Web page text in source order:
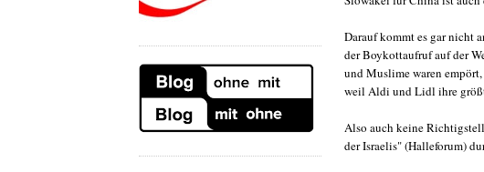
Darauf kommt es gar nicht
der Boykottaufruf auf der
und Muslime waren
weil Aldi und Lidl ihre
Also auch keine
der Israelis" (Halleforum)